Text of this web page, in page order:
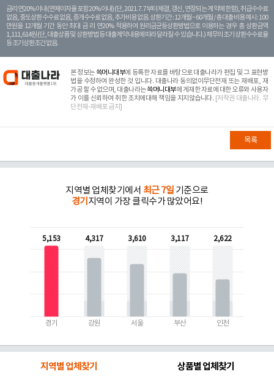
금리 연20% 이내 (연체이자율 포함 20% 이내) (단, 2021. 7. 7부터 체결, 갱신, 연장되는 계 약에 한함), 취급수수료
없음, 중도상환 수수료 없음, 중개수수료 없음, 추가비용 없음. 상환기간 : 12개월 ~ 60개월 / 총 대출 비용 예시 : 100
만원을 12개월 기간 동안 최대 금 리 연20% 적용하여 원리금균등상환방법으로 이용하는 경우 총 상환금액
1,111,614원 (단, 대출상품 및 상환방법 등 대출계약 내용에 따라 달라질 수 있습니다.) 채무의 조기 상환수수료율
등 조기상환조건 없음.
본 정보는 쓱머니대부에 등록한 자료를 바탕으로 대출나라가 편집 및 그 표현방
법을 수정하여 완성한 것 입니다. 대출나라 동의없이무단전재 또는 재배포, 재
가공 할 수 없으며, 대출나라는쓱머니대부에 게재한 자료에 대한 오류와 사용자
가 이를 신뢰하여 취한 조치에대해 책임을 지지않습니다. [저작권 대출나라. 무
단전재-재배포 금지]
목록
지역별 업체찾기에서 최근 7일 기준으로
경기 지역이 가장 클릭수가 많았어요!
5,153
경기
4,317
강원
3,610
서울
3,117
부산
2,622
인천
지역별 업체찾기 상품별 업체찾기